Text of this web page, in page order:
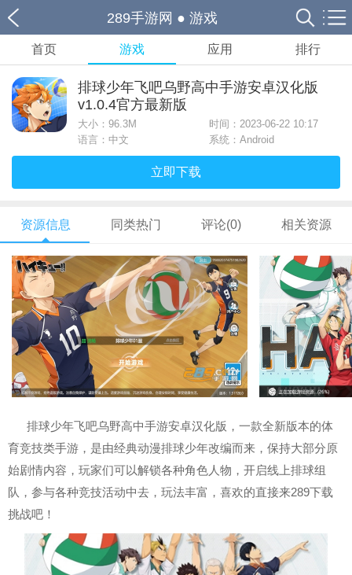
289手游网 ● 游戏
首页 游戏 应用 排行
排球少年飞吧乌野高中手游安卓汉化版
v1.0.4官方最新版
大小： 96.3M
时间：2023-06-22 10:17
语言：中文
系统：Android
立即下载
资源信息 同类热门 评论(0) 相关资源
排球少年飞吧乌野高中手游安卓汉化版，一款全新版本的体
育竞技类手游，是由经典动漫排球少年改编而来，保持大部分原
始剧情内容，玩家们可以解锁各种角色人物，开启线上排球组
队，参与各种竞技活动中去，玩法丰富，喜欢的直接来289下载
挑战吧！